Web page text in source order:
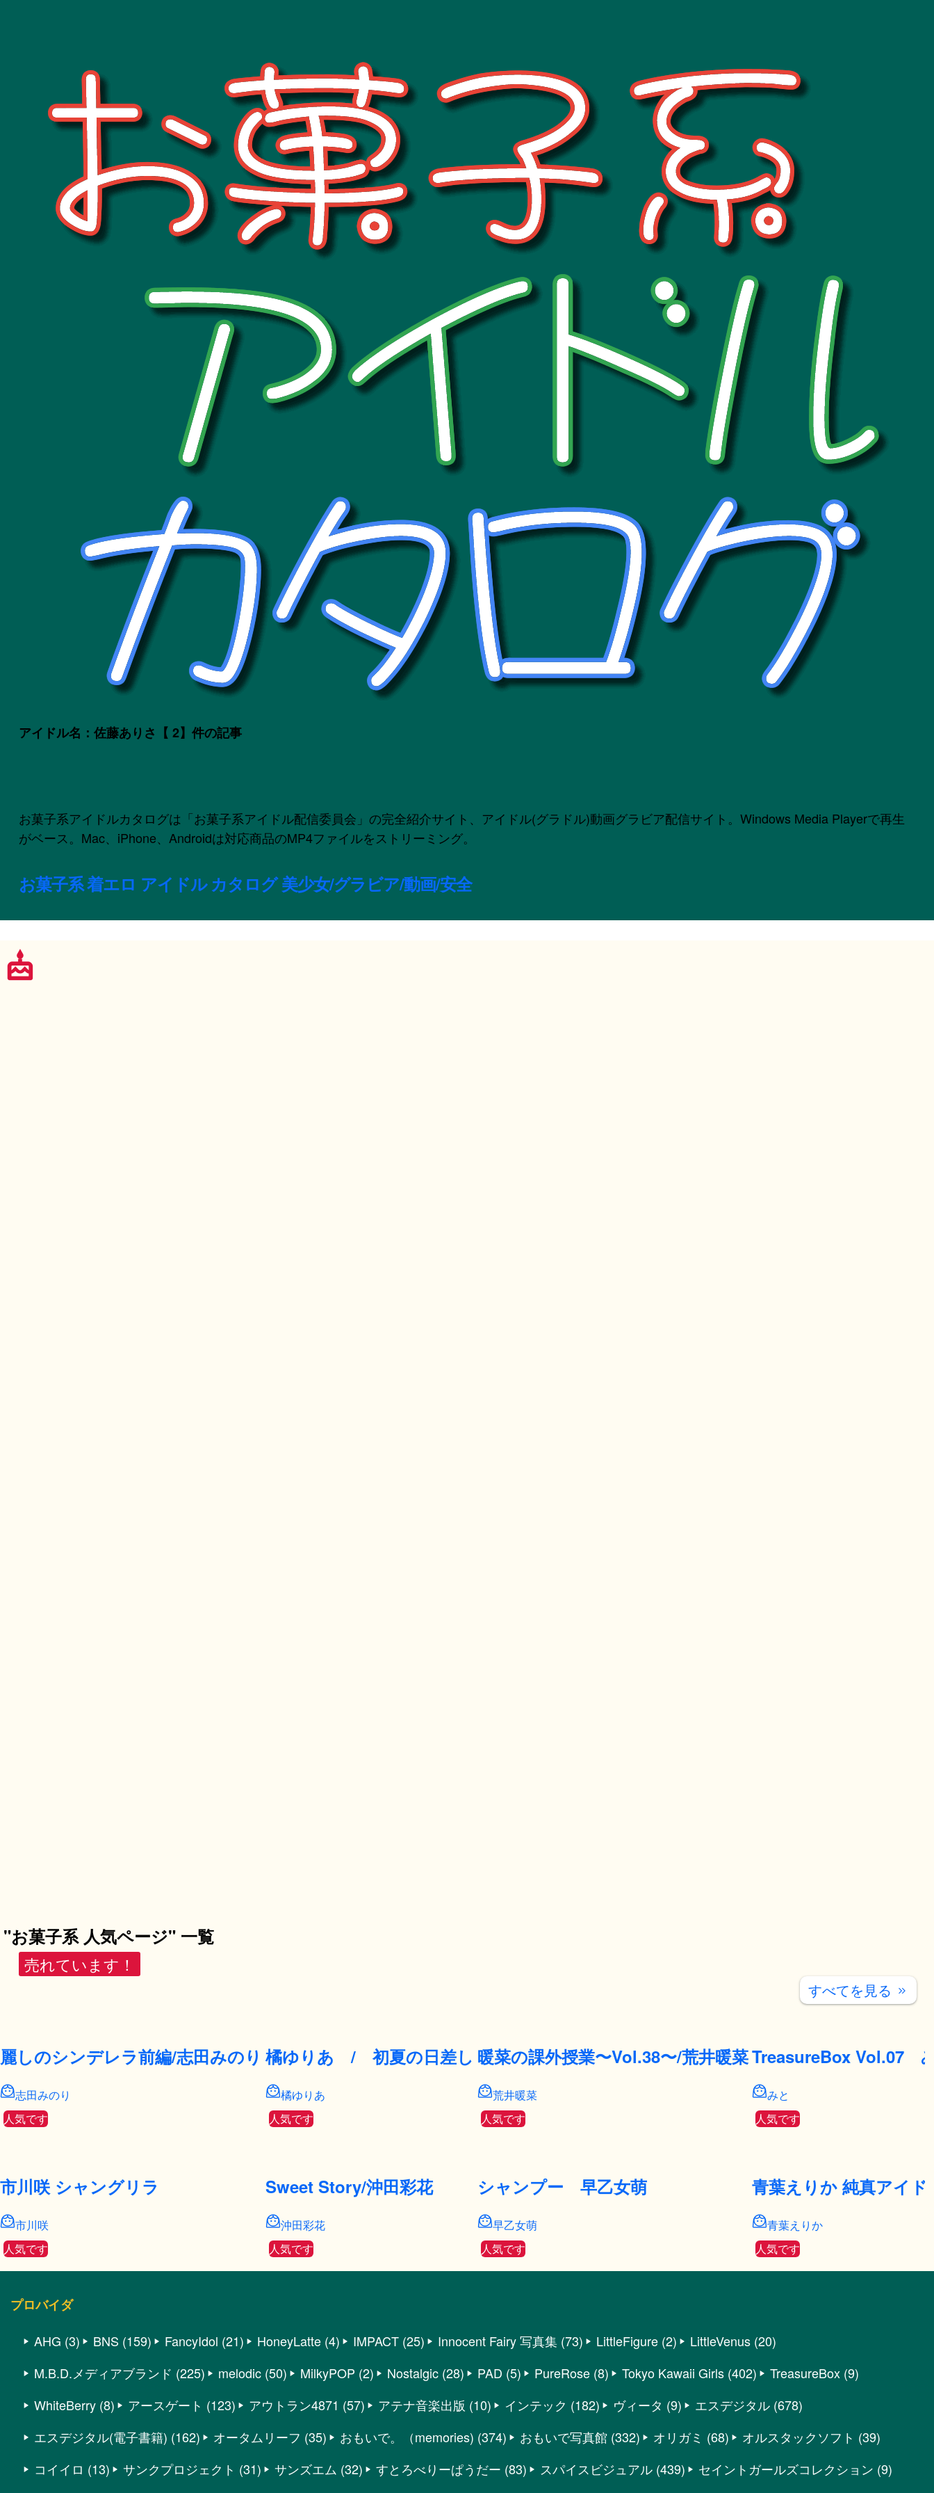
アイドル名：佐藤ありさ 【 2】件の記事
お菓子系アイドルカタログは「お菓子系アイドル配信委員会」の完全紹介サイト、アイドル(グラドル)動画グラビア配信サイト。Windows Media Playerで再生
がベース。Mac、iPhone、Androidは対応商品のMP4ファイルをストリーミング。
お菓子系 着エロ アイドル カタログ 美少女/グラビア/動画/安全
"お菓子系 人気ページ" 一覧
売れています！
すべてを見る keyboard_double_arrow_right
麗しのシンデレラ前編/志田みのり
志田みのり
人気です
市川咲 シャングリラ
市川咲
人気です
橘ゆりあ / 初夏の日差し
橘ゆりあ
人気です
Sweet Story/沖田彩花
沖田彩花
人気です
暖菜の課外授業〜Vol.38〜/荒井暖菜
荒井暖菜
人気です
シャンプー 早乙女萌
早乙女萌
人気です
TreasureBox Vol.07
みと
人気です
青葉えりか 純真アイド
青葉えりか
人気です
プロバイダ
AHG (3) BNS (159) FancyIdol (21) HoneyLatte (4) IMPACT (25) Innocent Fairy 写真集 (73) LittleFigure (2) LittleVenus (20)
M.B.D.メディアブランド (225) melodic (50) MilkyPOP (2) Nostalgic (28) PAD (5) PureRose (8) Tokyo Kawaii Girls (402) TreasureBox (9)
WhiteBerry (8) アースゲート (123) アウトラン4871 (57) アテナ音楽出版 (10) インテック (182) ヴィータ (9) エスデジタル (678)
エスデジタル(電子書籍) (162) オータムリーフ (35) おもいで。（memories) (374) おもいで写真館 (332) オリガミ (68) オルスタックソフト (39)
コイイロ (13) サンクプロジェクト (31) サンズエム (32) すとろべりーぱうだー (83) スパイスビジュアル (439) セイントガールズコレクション (9)